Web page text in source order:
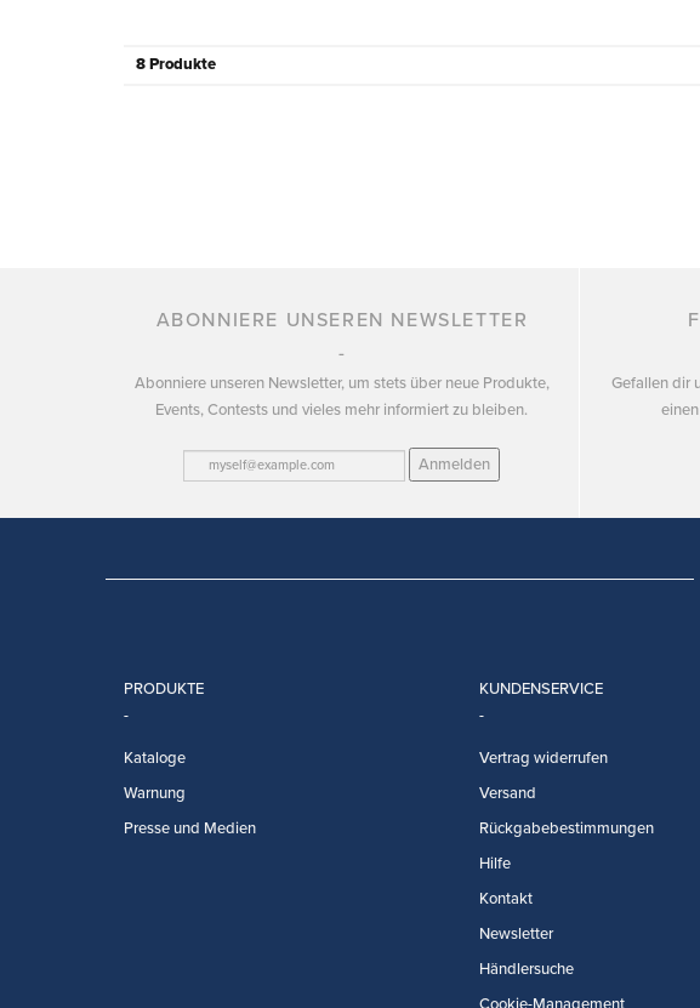
8 Produkte
ABONNIERE UNSEREN NEWSLETTER
Abonniere unseren Newsletter, um stets über neue Produkte,
Events, Contests und vieles mehr informiert zu bleiben.
Anmelden
Gefallen dir
PRODUKTE
Kataloge
Warnung
Presse und Medien
KUNDENSERVICE
Vertrag widerrufen
Versand
Rückgabebestimmungen
Hilfe
Kontakt
Newsletter
Händlersuche
Cookie-Management